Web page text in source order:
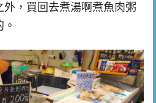
，買回去煮湯啊煮魚肉粥